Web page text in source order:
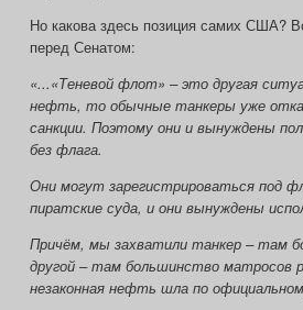
Но какова здесь позиция самих США?
перед Сенатом:
«...«Теневой флот» – это другая
нефть, то обычные танкеры уже
санкции. Поэтому они и вынуждены
без флага.
Они могут зарегистрироваться под
пиратские суда, и они вынуждены
Причём, мы захватили танкер – там
другой – там большинство матросов
незаконная нефть шла по